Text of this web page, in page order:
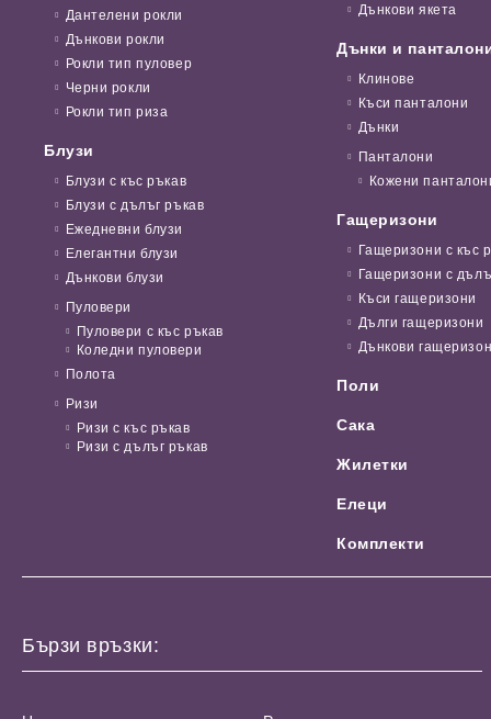
Дантелени рокли
Дънкови рокли
Рокли тип пуловер
Черни рокли
Рокли тип риза
Блузи
Блузи с къс ръкав
Блузи с дълъг ръкав
Ежедневни блузи
Елегантни блузи
Дънкови блузи
Пуловери
Пуловери с къс ръкав
Коледни пуловери
Полота
Ризи
Ризи с къс ръкав
Ризи с дълъг ръкав
Дънкови якета
Дънки и
Клинове
Къси панталони
Дънки
Панталони
Кожени
Гащеризони
Гащеризони с къс
Гащеризони с
Къси гащеризони
Дълги гащеризони
Дънкови
Поли
Сака
Жилетки
Елеци
Комплекти
Бързи връзки: